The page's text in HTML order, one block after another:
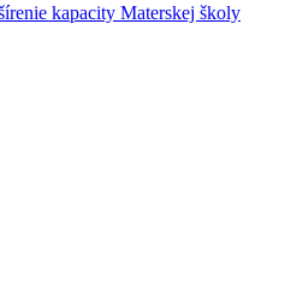
kapacity Materskej školy